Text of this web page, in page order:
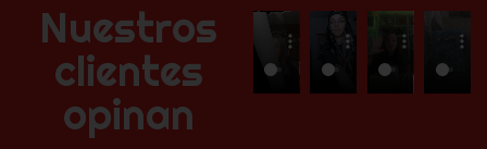
Nuestros
clientes
opinan